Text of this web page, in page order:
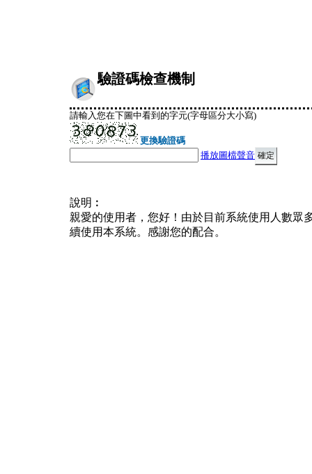
驗證碼檢查機制
請輸入您在下圖中看到的字元(字母區分大小寫)
更換驗證碼
播放圖檔聲音
說明︰
親愛的使用者，您好！由於目前系統使用人數眾
續使用本系統。感謝您的配合。